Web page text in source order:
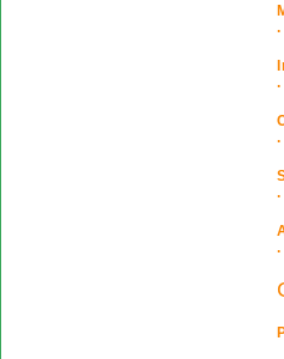
.
.
.
.
.